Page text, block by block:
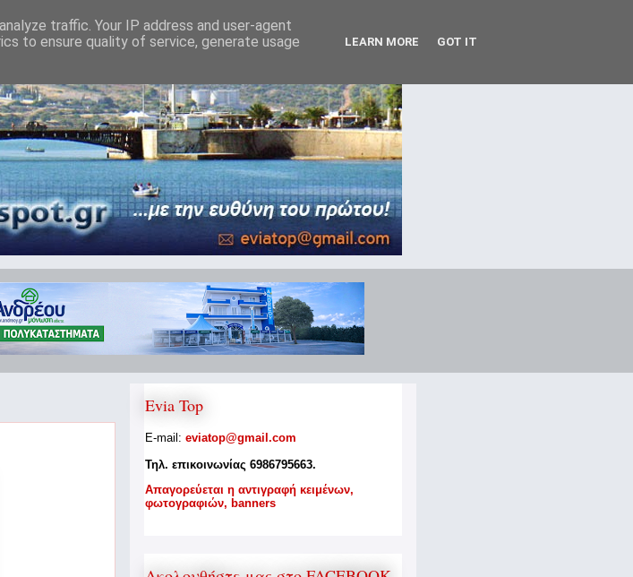
Evia Top
E-mail: eviatop@gmail.com
Τηλ. επικοινωνίας 6986795663.
Aπαγορεύεται η αντιγραφή κειμένων,
φωτογραφιών, banners
traffic. Your IP address and user-agent
to ensure quality of service, generate usage
LEARN MORE GOT IT